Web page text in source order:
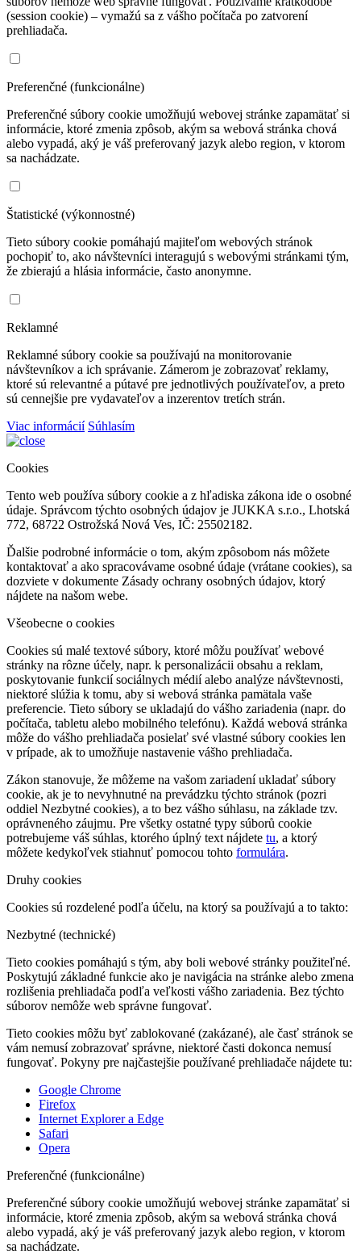
(session cookie) – vymažú sa z vášho počítača po zatvorení
prehliadača.
Preferenčné (funkcionálne)
Preferenčné súbory cookie umožňujú webovej stránke zapamätať si
informácie, ktoré zmenia zpôsob, akým sa webová stránka chová
alebo vypadá, aký je váš preferovaný jazyk alebo region, v ktorom
sa nachádzate.
Štatistické (výkonnostné)
Tieto súbory cookie pomáhajú majiteľom webových stránok
pochopiť to, ako návštevníci interagujú s webovými stránkami tým,
že zbierajú a hlásia informácie, často anonymne.
Reklamné
Reklamné súbory cookie sa používajú na monitorovanie
návštevníkov a ich správanie. Zámerom je zobrazovať reklamy,
ktoré sú relevantné a pútavé pre jednotlivých používateľov, a preto
sú cennejšie pre vydavateľov a inzerentov tretích strán.
Viac informácií Súhlasím
Cookies
Tento web používa súbory cookie a z hľadiska zákona ide o osobné
údaje. Správcom týchto osobných údajov je JUKKA s.r.o., Lhotská
772, 68722 Ostrožská Nová Ves, IČ: 25502182.
Ďalšie podrobné informácie o tom, akým zpôsobom nás môžete
kontaktovať a ako spracovávame osobné údaje (vrátane cookies), sa
dozviete v dokumente Zásady ochrany osobných údajov, ktorý
nájdete na našom webe.
Všeobecne o cookies
Cookies sú malé textové súbory, ktoré môžu používať webové
stránky na rôzne účely, napr. k personalizácii obsahu a reklam,
poskytovanie funkcií sociálnych médií alebo analýze návštevnosti,
niektoré slúžia k tomu, aby si webová stránka pamätala vaše
preferencie. Tieto súbory se ukladajú do vášho zariadenia (napr. do
počítača, tabletu alebo mobilného telefónu). Každá webová stránka
môže do vášho prehliadača posielať své vlastné súbory cookies len
v prípade, ak to umožňuje nastavenie vášho prehliadača.
Zákon stanovuje, že môžeme na vašom zariadení ukladať súbory
cookie, ak je to nevyhnutné na prevádzku týchto stránok (pozri
oddiel Nezbytné cookies), a to bez vášho súhlasu, na základe tzv.
oprávneného záujmu. Pre všetky ostatné typy súborů cookie
potrebujeme váš súhlas, ktorého úplný text nájdete tu, a ktorý
môžete kedykoľvek stiahnuť pomocou tohto formulára.
Druhy cookies
Cookies sú rozdelené podľa účelu, na ktorý sa používajú a to takto:
Nezbytné (technické)
Tieto cookies pomáhajú s tým, aby boli webové stránky použiteľné.
Poskytujú základné funkcie ako je navigácia na stránke alebo zmena
rozlišenia prehliadača podľa veľkosti vášho zariadenia. Bez týchto
súborov nemôže web správne fungovať.
Tieto cookies môžu byť zablokované (zakázané), ale časť stránok se
vám nemusí zobrazovať správne, niektoré časti dokonca nemusí
fungovať. Pokyny pre najčastejšie používané prehliadače nájdete tu:
Google Chrome
Firefox
Internet Explorer a Edge
Safari
Opera
Preferenčné (funkcionálne)
Preferenčné súbory cookie umožňujú webovej stránke zapamätať si
informácie, ktoré zmenia zpôsob, akým sa webová stránka chová
alebo vypadá, aký je váš preferovaný jazyk alebo region, v ktorom
sa nachádzate.